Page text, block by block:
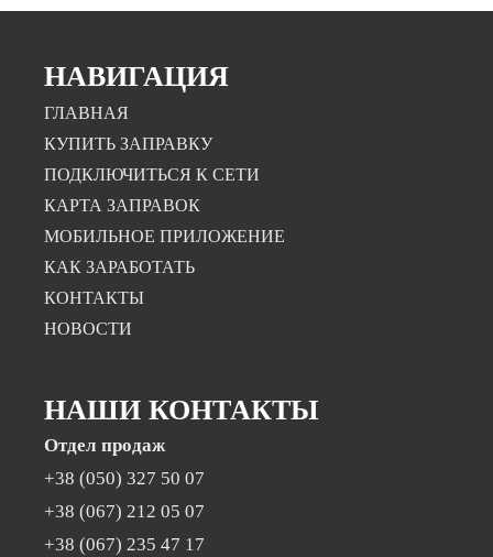
НАВИГАЦИЯ
ГЛАВНАЯ
КУПИТЬ ЗАПРАВКУ
ПОДКЛЮЧИТЬСЯ К СЕТИ
КАРТА ЗАПРАВОК
МОБИЛЬНОЕ ПРИЛОЖЕНИЕ
КАК ЗАРАБОТАТЬ
КОНТАКТЫ
НОВОСТИ
НАШИ КОНТАКТЫ
Отдел продаж
+38 (050) 327 50 07
+38 (067) 212 05 07
+38 (067) 235 47 17